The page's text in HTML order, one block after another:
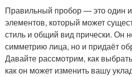
Правильный пробор — это один
элементов, который может
стиль и общий вид прически. Он
симметрию лица, но и придаёт
Давайте рассмотрим, как
как он может изменить вашу